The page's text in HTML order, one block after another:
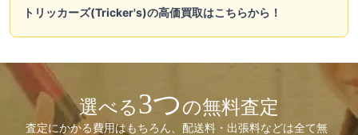
トリッカーズ(Tricker's)の高価買取はこちらから！
選べる3つの無料査定
査定にかかる費用はもちろん、配送料・出張料などは全て無